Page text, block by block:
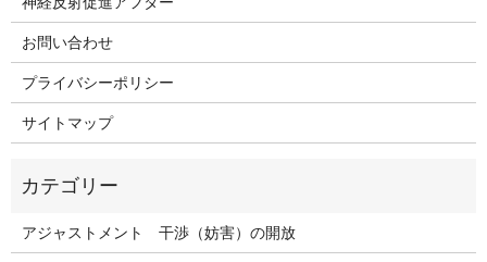
お問い合わせ
プライバシーポリシー
サイトマップ
アジャストメント 干渉（妨害）の開放